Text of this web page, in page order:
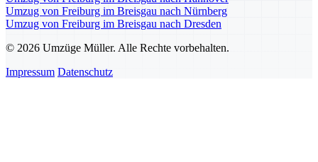
Umzug von Freiburg im Breisgau nach Nürnberg
Umzug von Freiburg im Breisgau nach Dresden
© 2026 Umzüge Müller. Alle Rechte vorbehalten.
Impressum Datenschutz